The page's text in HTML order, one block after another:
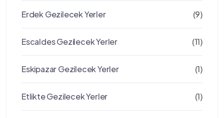
Erdek Gezilecek Yerler (9)
Escaldes Gezilecek Yerler (11)
Eskipazar Gezilecek Yerler (1)
Etlikte Gezilecek Yerler (1)